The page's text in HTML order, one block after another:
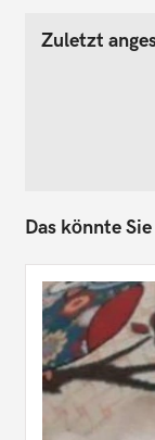
Zuletzt
Das könnte